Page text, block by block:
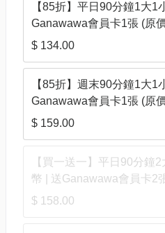
【85折】平日90分鐘1大1
Ganawawa會員卡1張 (原
$ 134.00
【85折】週末90分鐘1大1
Ganawawa會員卡1張 (原
$ 159.00
【買一送一】平日90分鐘
幣 | 送Ganawawa會員卡2
$ 158.00